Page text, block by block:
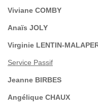
Viviane COMBY
Anaïs JOLY
Virginie LENTIN-
Service Passif
Jeanne BIRBES
Angélique CHAUX